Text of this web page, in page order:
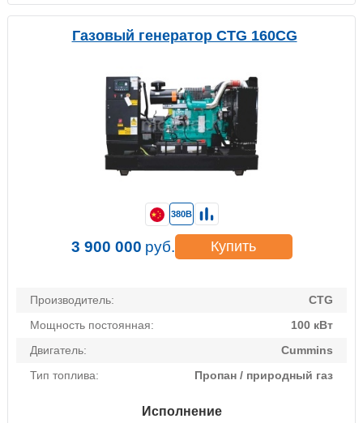
Газовый генератор CTG 160CG
Производитель:
CTG
Мощность постоянная:
100 кВт
Двигатель:
Cummins
Тип топлива:
Пропан / природный газ
Исполнение
380В
3 900 000 руб. Купить